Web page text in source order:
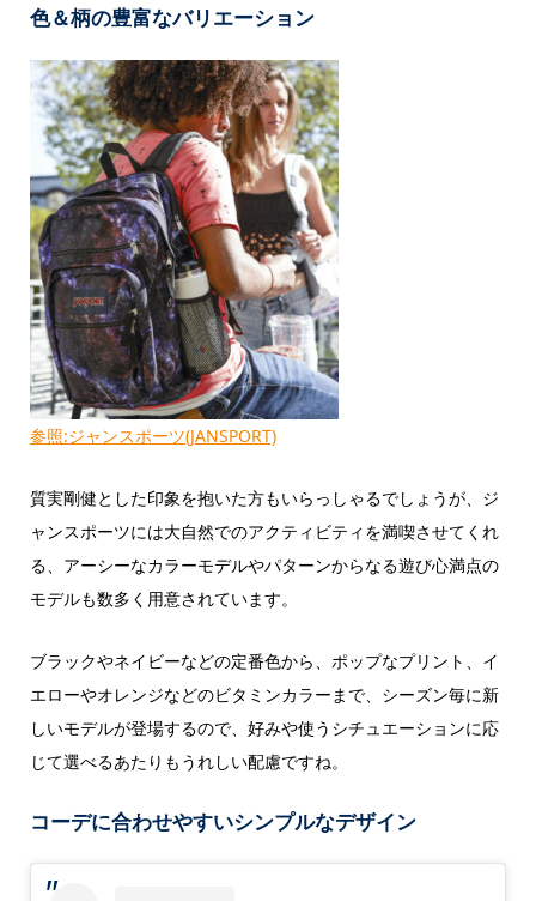
色＆柄の豊富なバリエーション
参照:ジャンスポーツ(JANSPORT)
質実剛健とした印象を抱いた方もいらっしゃるでしょうが、ジ
ャンスポーツには大自然でのアクティビティを満喫させてくれ
る、アーシーなカラーモデルやパターンからなる遊び心満点の
モデルも数多く用意されています。
ブラックやネイビーなどの定番色から、ポップなプリント、イ
エローやオレンジなどのビタミンカラーまで、シーズン毎に新
しいモデルが登場するので、好みや使うシチュエーションに応
じて選べるあたりもうれしい配慮ですね。
コーデに合わせやすいシンプルなデザイン